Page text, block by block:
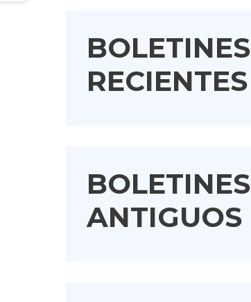
BOLETINES
RECIENTES
BOLETINES
ANTIGUOS